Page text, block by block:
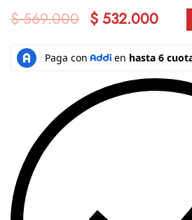
$569.000 $ 532.000